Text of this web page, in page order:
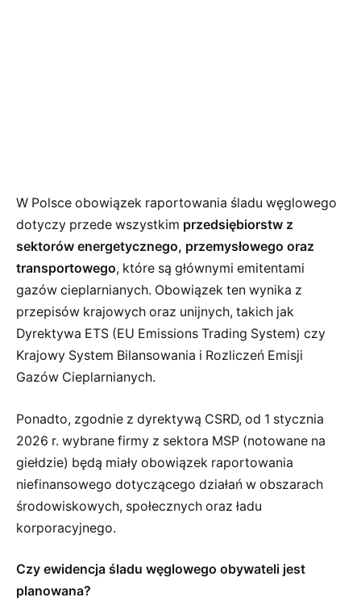
W Polsce obowiązek raportowania śladu węglowego
dotyczy przede wszystkim przedsiębiorstw z
sektorów energetycznego, przemysłowego oraz
transportowego, które są głównymi emitentami
gazów cieplarnianych. Obowiązek ten wynika z
przepisów krajowych oraz unijnych, takich jak
Dyrektywa ETS (EU Emissions Trading System) czy
Krajowy System Bilansowania i Rozliczeń Emisji
Gazów Cieplarnianych.
Ponadto, zgodnie z dyrektywą CSRD, od 1 stycznia
2026 r. wybrane firmy z sektora MSP (notowane na
giełdzie) będą miały obowiązek raportowania
niefinansowego dotyczącego działań w obszarach
środowiskowych, społecznych oraz ładu
korporacyjnego.
Czy ewidencja śladu węglowego obywateli jest
planowana?